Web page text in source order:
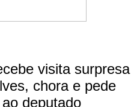
visita surpresa
chora e pede
deputado